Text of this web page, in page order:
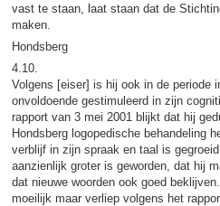
vast te staan, laat staan dat de
maken.
Hondsberg
4.10.
Volgens [eiser] is hij ook in de periode
onvoldoende gestimuleerd in zijn
rapport van 3 mei 2001 blijkt dat hij
Hondsberg logopedische behandeling
verblijf in zijn spraak en taal is
aanzienlijk groter is geworden, dat hij
dat nieuwe woorden ook goed
moeilijk maar verliep volgens het